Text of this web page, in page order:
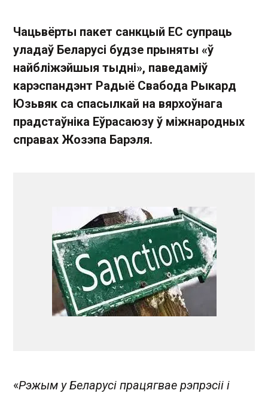
Чацьвёрты пакет санкцый ЕС супраць
уладаў Беларусі будзе прыняты «ў
найбліжэйшыя тыдні», паведаміў
карэспандэнт Радыё Свабода Рыкард
Юзьвяк са спасылкай на вярхоўнага
прадстаўніка Еўрасаюзу ў міжнародных
справах Жозэпа Барэля.
«Рэжым у Беларусі працягвае рэпрэсіі і